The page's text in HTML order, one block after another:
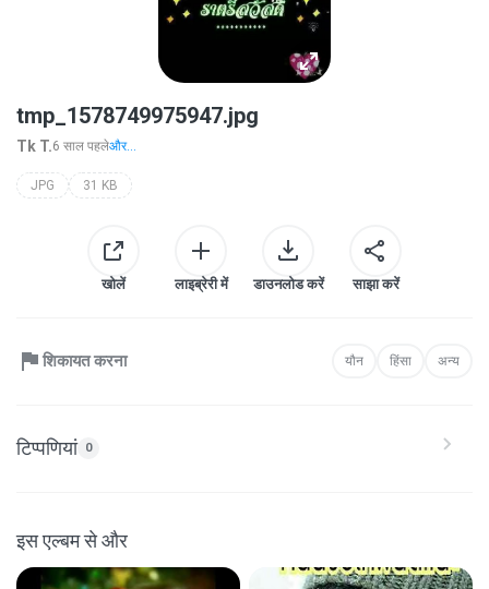
tmp_1578749975947.jpg
Tk T.6 साल पहलेऔर...
JPG 31 KB
खोलें लाइब्रेरी में डाउनलोड करें साझा करें
शिकायत करना यौन हिंसा अन्य
टिप्पणियां 0
इस एल्बम से और